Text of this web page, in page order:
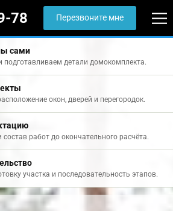
78 Перезвоните мне
сами
подготавливаем детали домокомплекта.
окон, дверей и перегородок.
работ до окончательного расчёта.
участка и последовательность этапов.